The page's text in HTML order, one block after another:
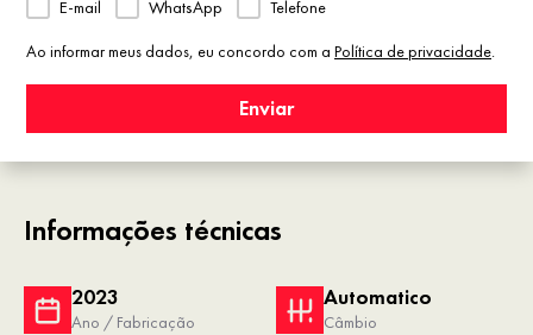
E-mail WhatsApp Telefone
Ao informar meus dados, eu concordo com a Política de privacidade.
Enviar
Informações técnicas
2023
Ano / Fabricação
Automatico
Câmbio